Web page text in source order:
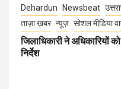
Dehardun Newsbeat
ताज़ा ख़बर न्यूज़ सोशल मीडिया
जिलाधिकारी ने अधिकारियों
निर्देश